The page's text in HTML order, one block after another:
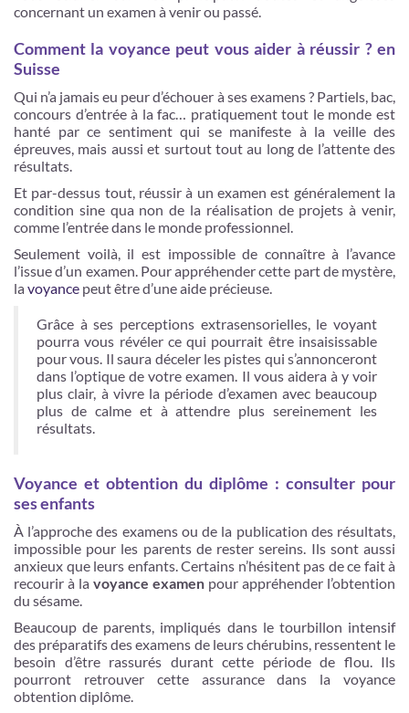
concernant un examen à venir ou passé.
Comment la voyance peut vous aider à réussir ? en
Suisse
Qui n’a jamais eu peur d’échouer à ses examens ? Partiels, bac,
concours d’entrée à la fac… pratiquement tout le monde est
hanté par ce sentiment qui se manifeste à la veille des
épreuves, mais aussi et surtout tout au long de l’attente des
résultats.
Et par-dessus tout, réussir à un examen est généralement la
condition sine qua non de la réalisation de projets à venir,
comme l’entrée dans le monde professionnel.
Seulement voilà, il est impossible de connaître à l’avance
l’issue d’un examen. Pour appréhender cette part de mystère,
la voyance peut être d’une aide précieuse.
Grâce à ses perceptions extrasensorielles, le voyant
pourra vous révéler ce qui pourrait être insaisissable
pour vous. Il saura déceler les pistes qui s’annonceront
dans l’optique de votre examen. Il vous aidera à y voir
plus clair, à vivre la période d’examen avec beaucoup
plus de calme et à attendre plus sereinement les
résultats.
Voyance et obtention du diplôme : consulter pour
ses enfants
À l’approche des examens ou de la publication des résultats,
impossible pour les parents de rester sereins. Ils sont aussi
anxieux que leurs enfants. Certains n’hésitent pas de ce fait à
recourir à la voyance examen pour appréhender l’obtention
du sésame.
Beaucoup de parents, impliqués dans le tourbillon intensif
des préparatifs des examens de leurs chérubins, ressentent le
besoin d’être rassurés durant cette période de flou. Ils
pourront retrouver cette assurance dans la voyance
obtention diplôme.